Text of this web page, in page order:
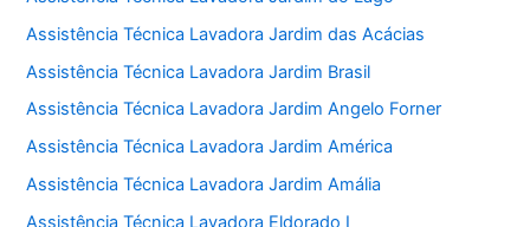
Assistência Técnica Lavadora Jardim das Acácias
Assistência Técnica Lavadora Jardim Brasil
Assistência Técnica Lavadora Jardim Angelo Forner
Assistência Técnica Lavadora Jardim América
Assistência Técnica Lavadora Jardim Amália
Assistência Técnica Lavadora Eldorado I